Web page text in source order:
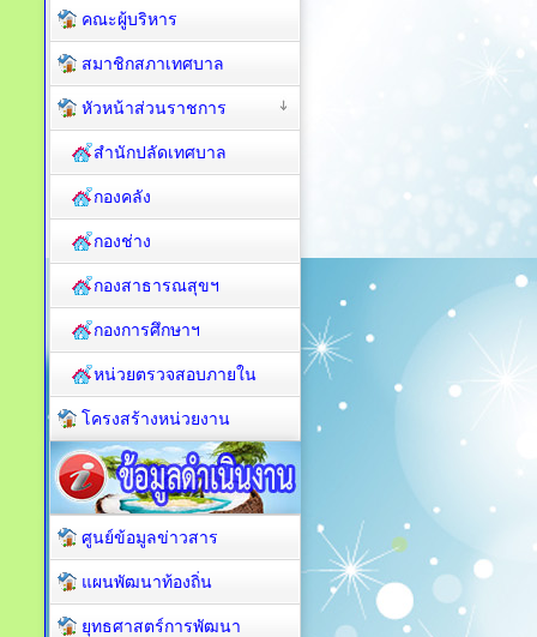
คณะผู้บริหาร
สมาชิกสภาเทศบาล
หัวหน้าส่วนราชการ
สำนักปลัดเทศบาล
กองคลัง
กองช่าง
กองสาธารณสุขฯ
กองการศึกษาฯ
หน่วยตรวจสอบภายใน
โครงสร้างหน่วยงาน
ศูนย์ข้อมูลข่าวสาร
แผนพัฒนาท้องถิ่น
ยุทธศาสตร์การพัฒนา